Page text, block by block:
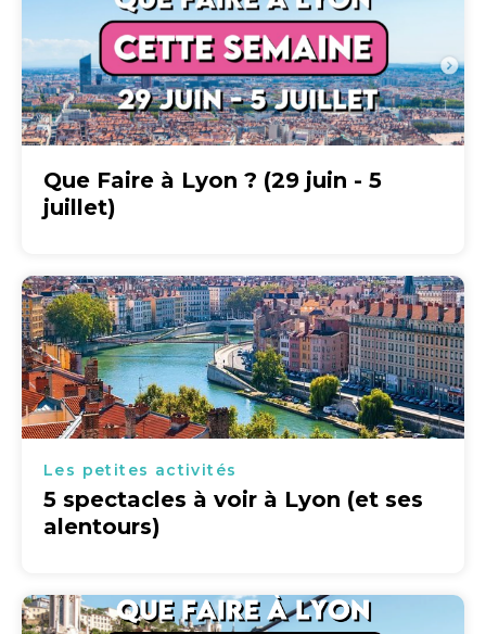
Que Faire à Lyon ? (29 juin - 5
juillet)
Les petites activités
5 spectacles à voir à Lyon (et ses
alentours)